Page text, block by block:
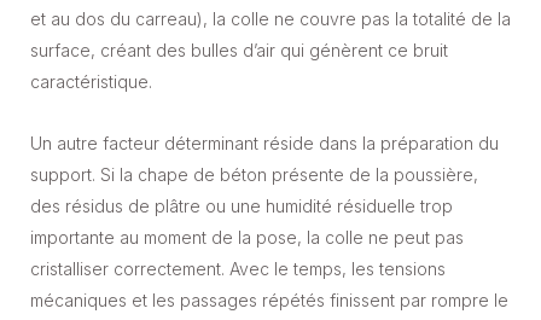
et au dos du carreau), la colle ne couvre pas la totalité de la
surface, créant des bulles d’air qui génèrent ce bruit
caractéristique.
Un autre facteur déterminant réside dans la préparation du
support. Si la chape de béton présente de la poussière,
des résidus de plâtre ou une humidité résiduelle trop
importante au moment de la pose, la colle ne peut pas
cristalliser correctement. Avec le temps, les tensions
mécaniques et les passages répétés finissent par rompre le